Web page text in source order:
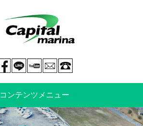
mail
You tube
LINE@
Facebook page
コンテンツメニュー
新艇情報